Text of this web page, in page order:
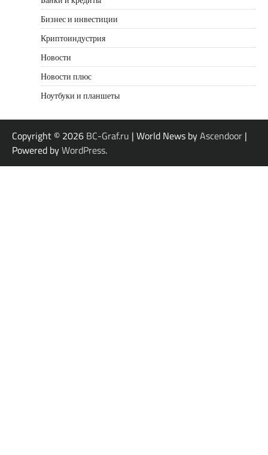
Бизнес и инвестиции
Криптоиндустрия
Новости
Новости плюс
Ноутбуки и планшеты
Copyright © 2026 BC-Graf.ru | World News byAscendoor |
Powered byWordPress.